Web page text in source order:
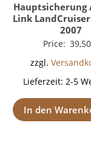
Hauptsicherung
Link LandCruiser
2007
Price:
zzgl.
Lieferzeit: 2-5
In den